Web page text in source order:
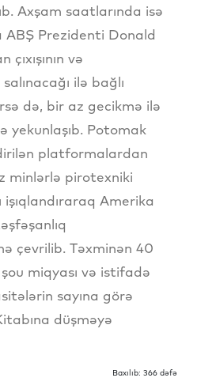
Axşam saatlarında isə
ABŞ Prezidenti Donald
çıxışının və
ilə bağlı
də, bir az gecikmə ilə
yekunlaşıb. Potomak
platformalardan
minlərlə pirotexniki
işıqlandıraraq Amerika
çevrilib. Təxminən 40
miqyası və istifadə
sayına görə
düşməyə
Baxılıb: 366 dəfə